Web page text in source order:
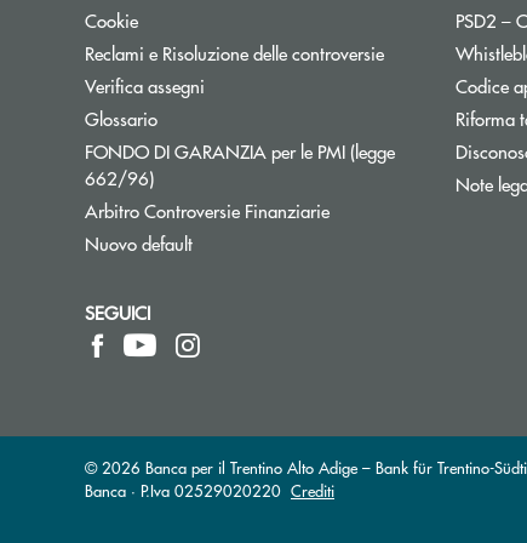
Cookie
Reclami e Risoluzione delle controversie
Verifica assegni
GlossarioApre una nuova finestra
FONDO DI GARANZIA per le PMI (legge
662/96)Apre una nuova finestra
Arbitro Controversie FinanziarieApre una nuova finestra
Nuovo default
PSD2 –
Codice
Riforma
Note
SEGUICI
© 2026 Banca per il Trentino Alto Adige – Bank für Trentino-
Banca · P.Iva 02529020220 Crediti